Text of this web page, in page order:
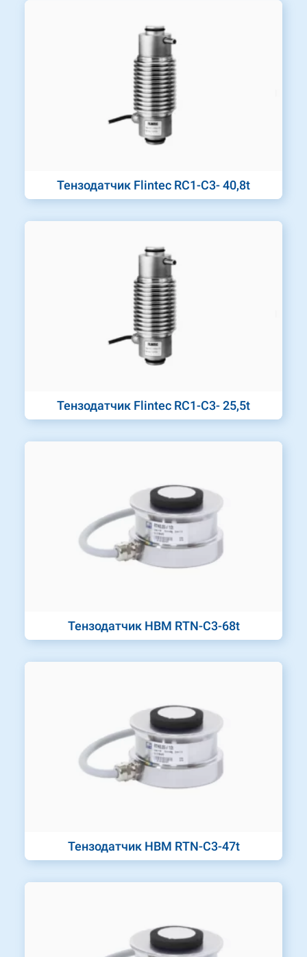
Тензодатчик Flintec RC1-C3- 40,8t
Тензодатчик Flintec RC1-C3- 25,5t
Тензодатчик HBM RTN-C3-68t
Тензодатчик HBM RTN-C3-47t